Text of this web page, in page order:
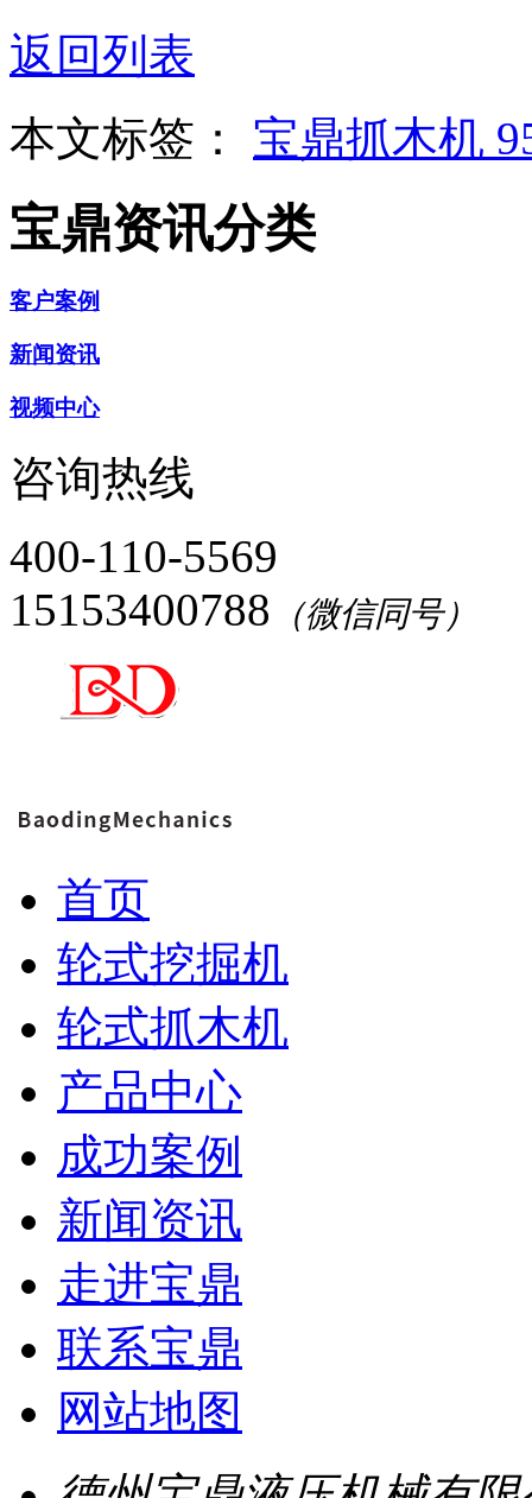
返回列表
本文标签： 宝鼎抓木机
宝鼎资讯分类
客户案例
新闻资讯
视频中心
咨询热线
400-110-5569
15153400788 （微信同号）
首页
轮式挖掘机
轮式抓木机
产品中心
成功案例
新闻资讯
走进宝鼎
联系宝鼎
网站地图